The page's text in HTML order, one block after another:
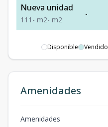
Nueva unidad
1 1 1 - m2- m2
-
Disponible Vendido
Amenidades
Amenidades